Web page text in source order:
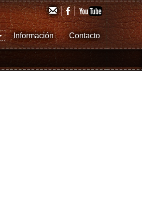
Información Contacto